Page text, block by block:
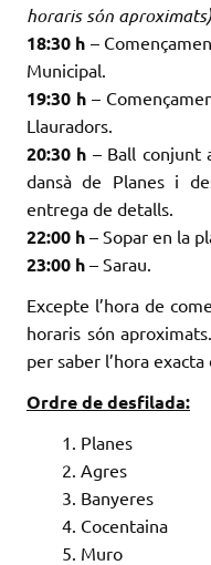
horaris són
18:30 h –
Municipal.
19:30 h –
Llauradors.
20:30 h – Ball conjunt
dansà de Planes i
entrega de detalls.
22:00 h – Sopar en la
23:00 h – Sarau.
Excepte l’hora de
horaris són
per saber l’hora
Ordre de desfilada:
Planes
Agres
Banyeres
Cocentaina
Muro